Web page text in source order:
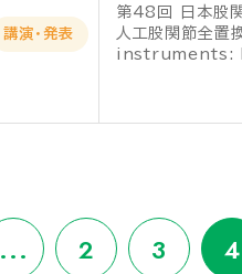
講演・発表
第48回 日本股
人工股関節全
instruments:
... 2 3 4